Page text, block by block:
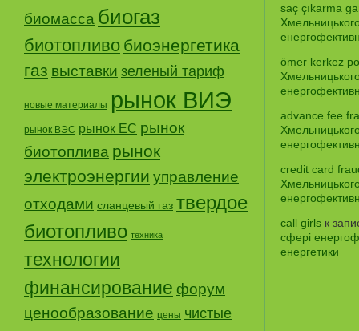
биомасса биогаз
биотопливо биоэнергетика
газ выставки зеленый тариф
новые материалы рынок ВИЭ
рынок ВЭС рынок ЕС рынок
биотоплива рынок
электроэнергии управление
отходами сланцевый газ твердое
биотопливо техника
технологии
финансирование форум
ценообразование цены чистые
saç çıkarma
ömer kerkez
advance fee
credit card
call girls к
сфері
енергетики